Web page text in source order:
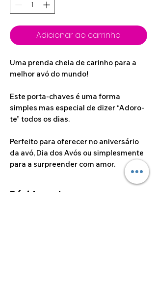
Adicionar ao carrinho
Uma prenda cheia de carinho para a
melhor avó do mundo!
Este porta-chaves é uma forma
simples mas especial de dizer “Adoro-
te” todos os dias.
Perfeito para oferecer no aniversário
da avó, Dia dos Avós ou simplesmente
para a surpreender com amor.
Dúvidas sobre